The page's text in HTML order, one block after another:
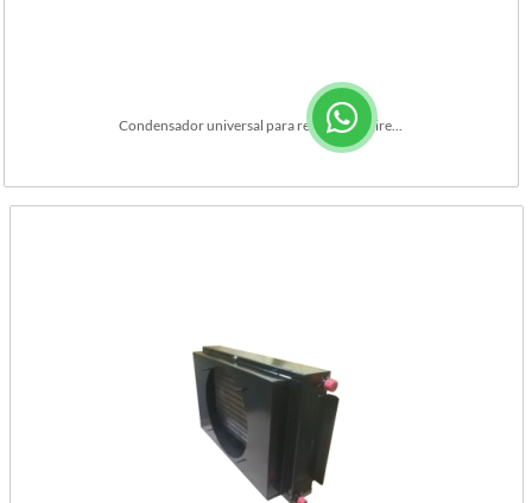
Condensador universal para reforma de aire...